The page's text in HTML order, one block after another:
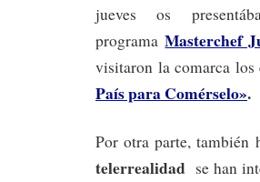
jueves os
programaMasterchef
visitaron la comarca los
País para Comérselo».
Por otra parte, también
telerrealidad se han